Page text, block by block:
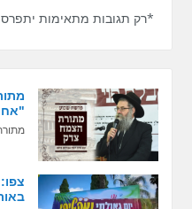
*רק תגובות מתאימות